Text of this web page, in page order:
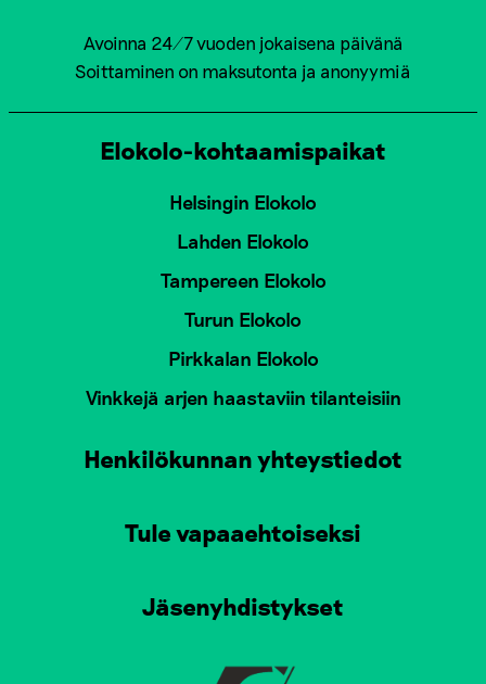
Avoinna 24/7 vuoden jokaisena päivänä
Soittaminen on maksutonta ja anonyymiä
Elokolo-kohtaamispaikat
Helsingin Elokolo
Lahden Elokolo
Tampereen Elokolo
Turun Elokolo
Pirkkalan Elokolo
Vinkkejä arjen haastaviin tilanteisiin
Henkilökunnan yhteystiedot
Tule vapaaehtoiseksi
Jäsenyhdistykset